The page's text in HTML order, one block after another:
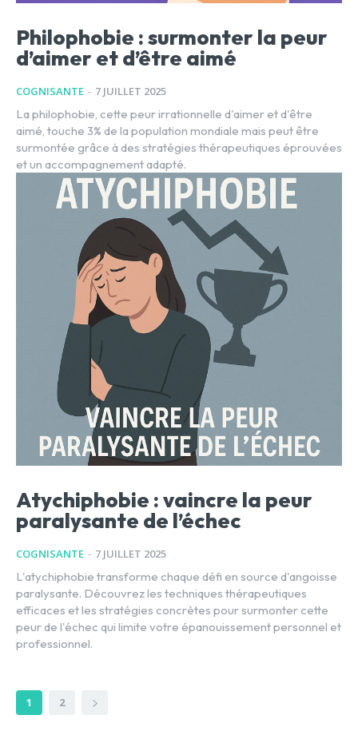
Philophobie : surmonter la peur
d’aimer et d’être aimé
COGNISANTE - 7 JUILLET 2025
La philophobie, cette peur irrationnelle d'aimer et d'être
aimé, touche 3% de la population mondiale mais peut être
surmontée grâce à des stratégies thérapeutiques éprouvées
et un accompagnement adapté.
Atychiphobie : vaincre la peur
paralysante de l’échec
COGNISANTE - 7 JUILLET 2025
L'atychiphobie transforme chaque défi en source d'angoisse
paralysante. Découvrez les techniques thérapeutiques
efficaces et les stratégies concrètes pour surmonter cette
peur de l'échec qui limite votre épanouissement personnel et
professionnel.
1 2